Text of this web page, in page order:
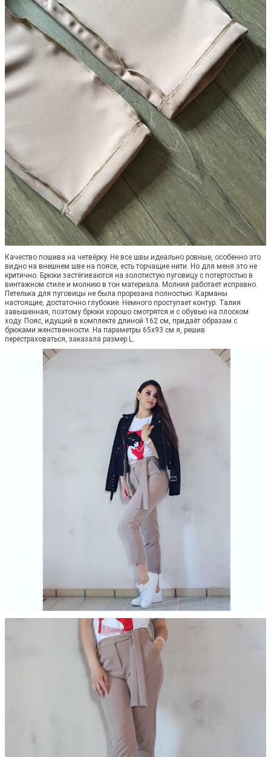
Качество пошива на четвёрку. Не все швы идеально ровные, особенно это
видно на внешнем шве на поясе, есть торчащие нити. Но для меня это не
критично. Брюки застёгиваются на золотистую пуговицу с потертостью в
винтажном стиле и молнию в тон материала. Молния работает исправно.
Петелька для пуговицы не была прорезана полностью. Карманы
настоящие, достаточно глубокие. Немного проступает контур. Талия
завышенная, поэтому брюки хорошо смотрятся и с обувью на плоском
ходу. Пояс, идущий в комплекте длиной 162 см, придаёт образам с
брюками женственности. На параметры 65х93 см я, решив
перестраховаться, заказала размер L.